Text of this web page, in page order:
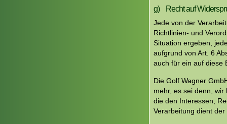
g) Recht auf
Jede von der
Richtlinien- und
Situation ergeben,
aufgrund von Art. 6
auch für ein auf diese
Die Golf Wagner
mehr, es sei denn,
die den Interessen,
Verarbeitung dient